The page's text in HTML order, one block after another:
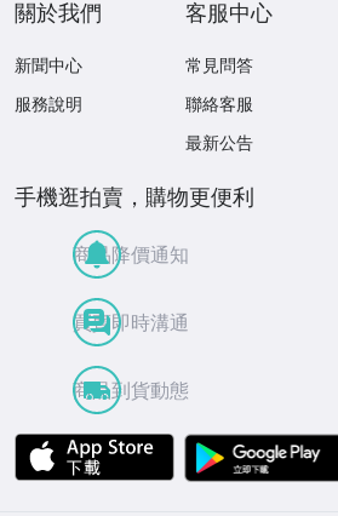
關於我們
新聞中心
服務說明
客服中心
常見問答
聯絡客服
最新公告
手機逛拍賣，購物更便利
商品降價通知
買賣即時溝通
商品到貨動態
APP Store